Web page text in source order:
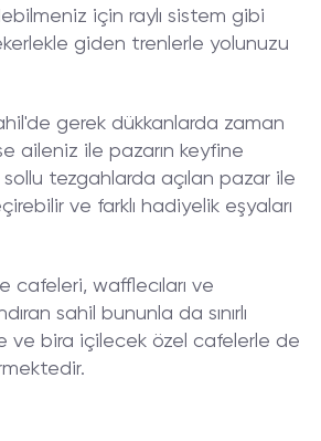
için raylı sistem gibi
giden trenlerle yolunuzu
gerek dükkanlarda zaman
aileniz ile pazarın keyfine
sollu tezgahlarda açılan pazar ile
ve farklı hadiyelik eşyaları
cafeleri, wafflecıları ve
sahil bununla da sınırlı
ve bira içilecek özel cafelerle de